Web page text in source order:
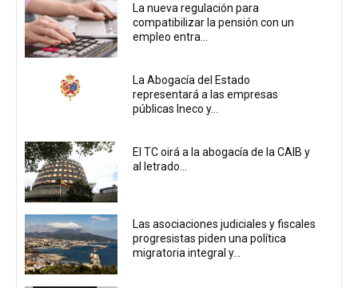
La nueva regulación para
compatibilizar la pensión con un
empleo entra...
La Abogacía del Estado
representará a las empresas
públicas Ineco y...
El TC oirá a la abogacía de la CAIB y
al letrado...
Las asociaciones judiciales y fiscales
progresistas piden una política
migratoria integral y...